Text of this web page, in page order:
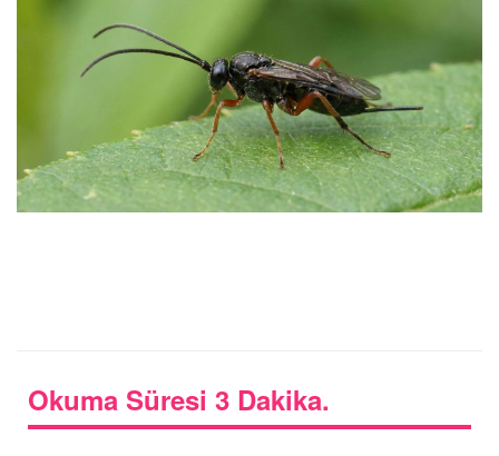
Okuma Süresi 3 Dakika.